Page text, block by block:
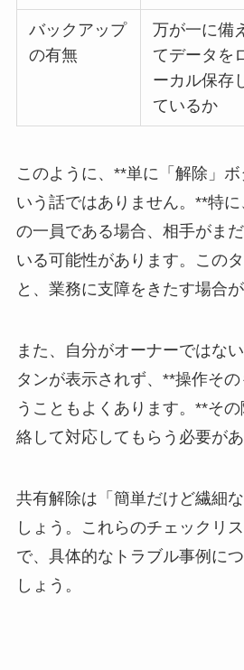
バックアップ
の有無
万が一に備え
てデータを
ーカル保存
ているか
このように、**単に「解除」
いう話ではありません。**特
の一員である場合、相手がま
いる可能性があります。この
と、業務に支障をきたす場合が
また、自分がオーナーではな
タンが表示されず、**操作そ
うこともよくあります。**そ
絡して対応してもらう必要があ
共有解除は「簡単だけど繊細
しょう。これらのチェックリ
で、具体的なトラブル事例に
しょう。